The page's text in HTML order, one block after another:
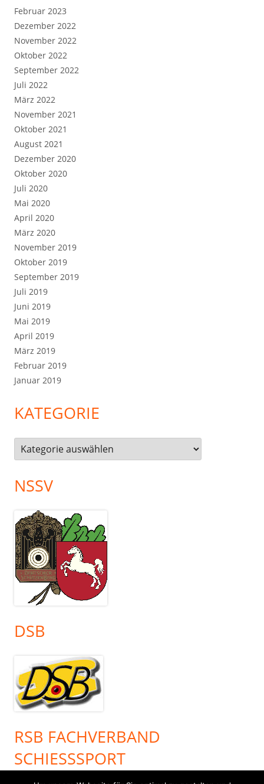
Februar 2023
Dezember 2022
November 2022
Oktober 2022
September 2022
Juli 2022
März 2022
November 2021
Oktober 2021
August 2021
Dezember 2020
Oktober 2020
Juli 2020
Mai 2020
April 2020
März 2020
November 2019
Oktober 2019
September 2019
Juli 2019
Juni 2019
Mai 2019
April 2019
März 2019
Februar 2019
Januar 2019
KATEGORIE
Kategorie
NSSV
DSB
RSB FACHVERBAND
SCHIESSSPORT